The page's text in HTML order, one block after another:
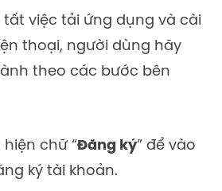
tất việc tải ứng dụng và cài
thoại, người dùng hãy
theo các bước bên
chữ “Đăng ký” để vào
ký tài khoản.